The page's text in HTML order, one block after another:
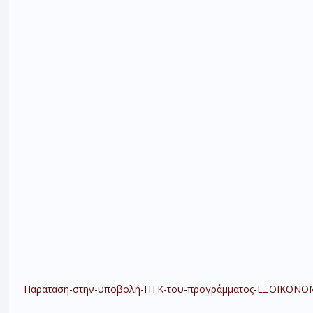
Παράταση-στην-υποβολή-ΗΤΚ-του-προγράμματος-